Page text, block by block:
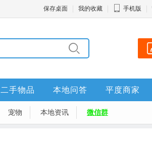
保存桌面 我的收藏 手机版
二手物品 本地问答 平度商家
宠物 本地资讯 微信群